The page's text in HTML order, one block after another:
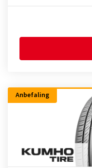
Anbefaling